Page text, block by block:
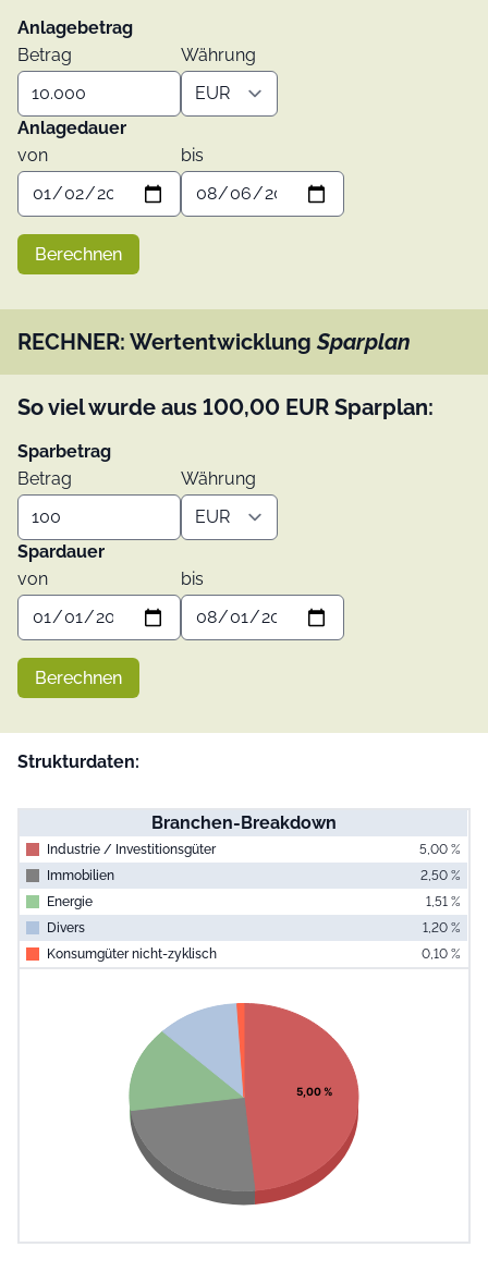
Anlagebetrag
Betrag
Währung
Anlagedauer
von
bis
Berechnen
RECHNER: WertentwicklungSparplan
So viel wurde aus 100,00 EUR Sparplan:
Sparbetrag
Betrag
Währung
Spardauer
von
bis
Berechnen
Strukturdaten:
Branchen-Breakdown
Industrie / Investitionsgüter
5,00 %
Immobilien
2,50 %
Energie
1,51 %
Divers
1,20 %
Konsumgüter nicht-zyklisch
0,10 %
Pie chart with 5 slices.
View as data table, Chart
5,00 %